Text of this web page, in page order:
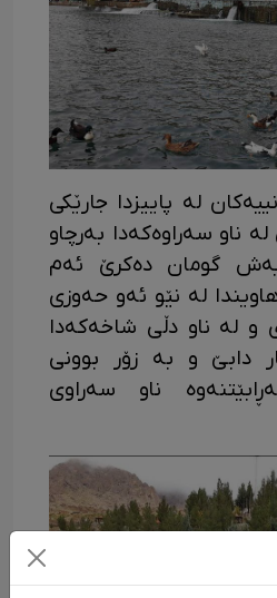
لە پاییزدا جارێکی
ناو سەراوەکەدا بەرچاو
گومان دەکرێ ئەم
لە نێو ئەو حەوزی
و لە ناو دڵی شاخەکەدا
دابێ و بە زۆر بوونی
ناو سەراوی